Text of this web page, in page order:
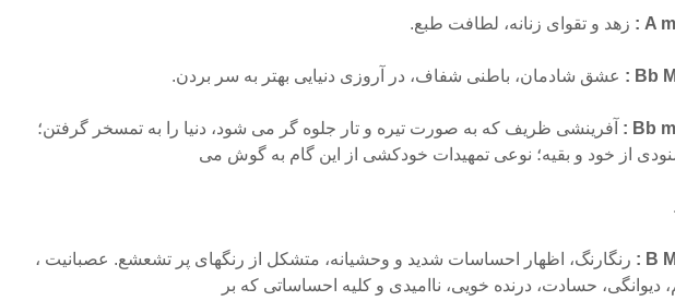
A زهد و تقوای زنانه، لطافت طبع.
Bb عشق شادمان، باطنی شفاف، در آروزی دنیایی بهتر به سر بردن.
Bb
آفرینشی ظریف که به صورت تیره و تار جلوه گر می شود، دنیا را به تمسخر گرفتن؛
از خود و بقیه؛ نوعی تمهیدات خودکشی از این گام به گوش می
B
رنگارنگ، اظهار احساسات شدید و وحشیانه، متشکل از رنگهای پر تشعشع. عصبانیت ،
دیوانگی، حسادت، درنده خویی، ناامیدی و کلیه احساساتی که بر